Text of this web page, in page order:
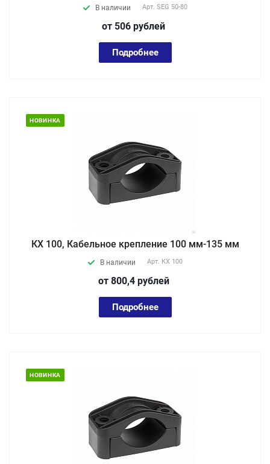
В наличии Арт. SEG 50-80
от 506 рублей
Подробнее
НОВИНКА
КХ 100, Кабельное крепление 100 мм-135 мм
В наличии Арт. КХ 100
от 800,4 рублей
Подробнее
НОВИНКА